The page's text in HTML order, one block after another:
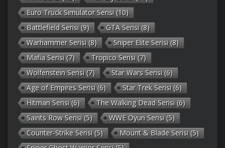
Euro Truck Simulator Serisi (10)
Battlefield Serisi (9) GTA Serisi (8)
Warhammer Serisi (8) Sniper Elite Serisi (8)
Mafia Serisi (7) Tropico Serisi (7)
Wolfenstein Serisi (7) Star Wars Serisi (6)
Age of Empires Serisi (6) Star Trek Serisi (6)
Hitman Serisi (6) The Walking Dead Serisi (6)
Saints Row Serisi (5) WWE Oyun Serisi (5)
Counter-Strike Serisi (5) Mount & Blade Serisi (5)